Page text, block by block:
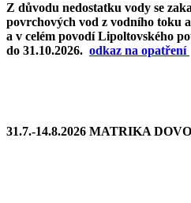
Z důvodu nedostatku vody se
povrchových vod z vodního toku
a v celém povodí Lipoltovského
do 31.10.2026. odkaz na opatření
31.7.-14.8.2026 MATRIKA